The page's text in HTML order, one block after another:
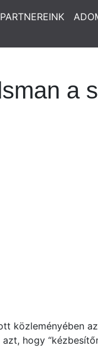
PARTNEREINK
a
közleményében
hogy